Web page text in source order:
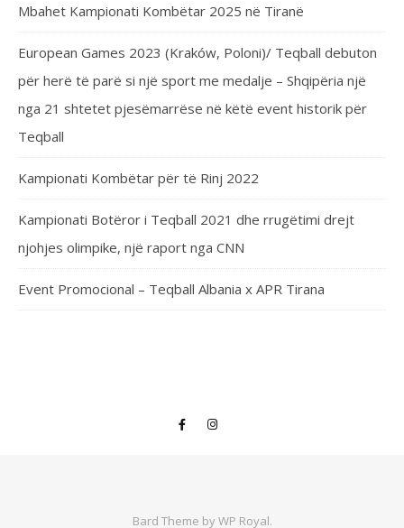
Mbahet Kampionati Kombëtar 2025 në Tiranë
European Games 2023 (Kraków, Poloni)/ Teqball debuton
për herë të parë si një sport me medalje – Shqipëria një
nga 21 shtetet pjesëmarrëse në këtë event historik për
Teqball
Kampionati Kombëtar për të Rinj 2022
Kampionati Botëror i Teqball 2021 dhe rrugëtimi drejt
njohjes olimpike, një raport nga CNN
Event Promocional – Teqball Albania x APR Tirana
Bard Theme byWP Royal.